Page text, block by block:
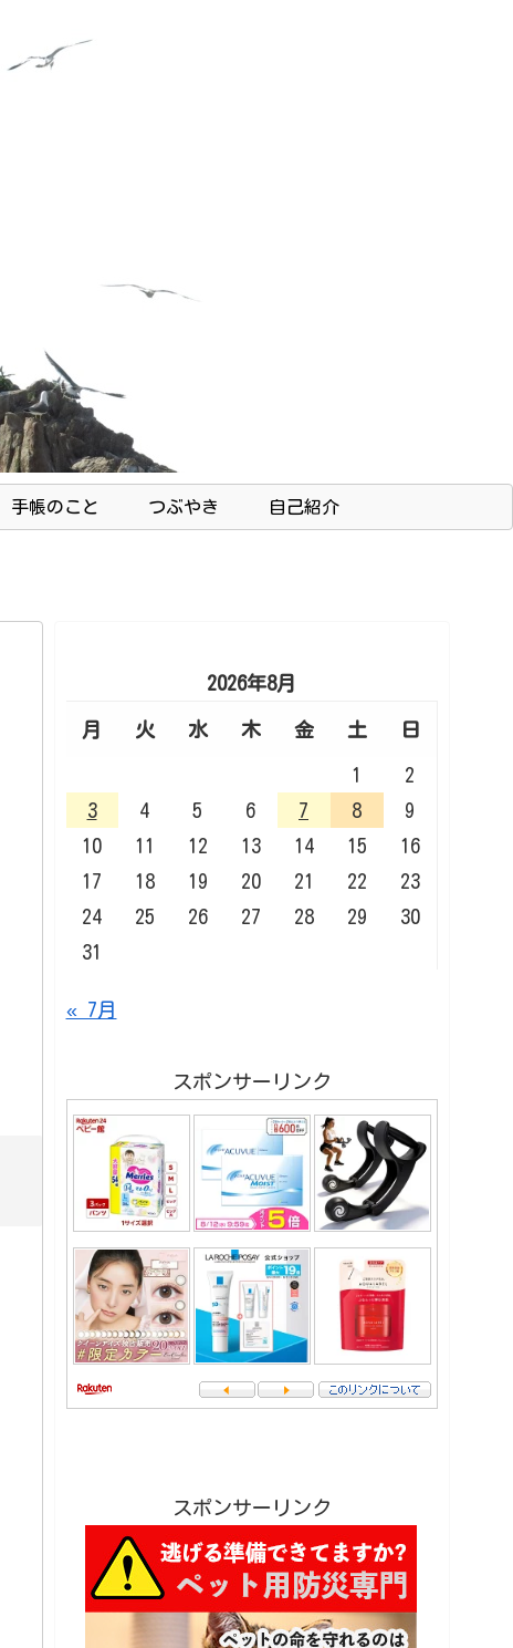
手帳のこと つぶやき 自己紹介
2026年8月
月 火 水 木 金 土 日
1
2
3
4 5 6 7 8
9
10
11 12 13 14 15
16
17
18 19 20 21 22
23
24
25 26 27 28 29
30
31
« 7月
スポンサーリンク
スポンサーリンク